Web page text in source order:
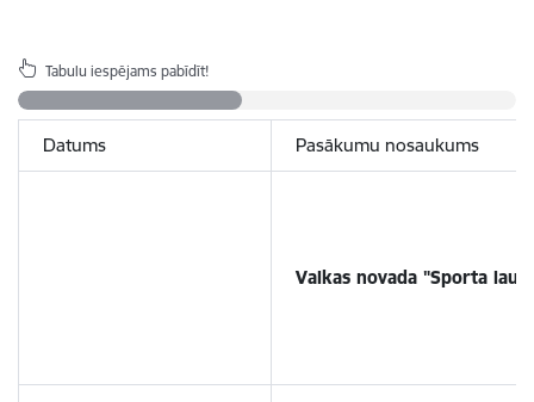
Tabulu iespējams pabīdīt!
Datums Pasākumu nosaukums
Valkas novada "Sporta